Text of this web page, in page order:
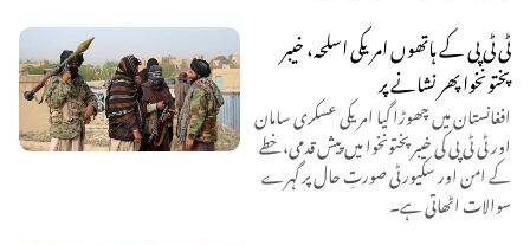
ٹی ٹی پی کے ہاتھوں امریکی اسلحہ، خیبر
پختونخوا پھر نشانے پر
افغانستان میں چھوڑا گیا امریکی عسکری سامان
اور ٹی ٹی پی کی خیبر پختونخوا میں پیش قدمی، خطے
کے امن اور سکیورٹی صورتِ حال پر گہرے
سوالات اٹھاتی ہے۔